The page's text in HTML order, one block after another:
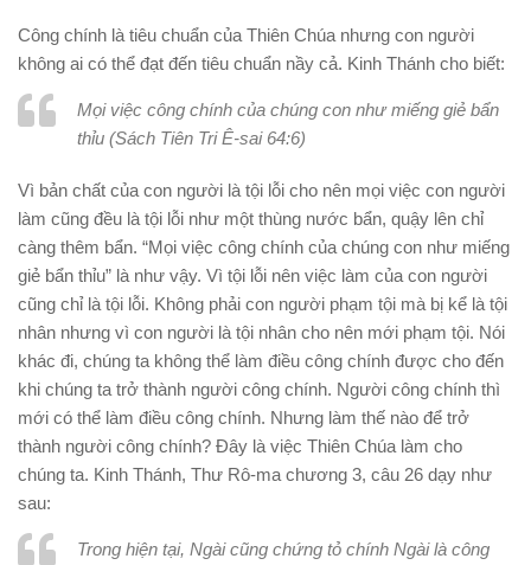
Công chính là tiêu chuẩn của Thiên Chúa nhưng con người
không ai có thể đạt đến tiêu chuẩn nầy cả. Kinh Thánh cho biết:
Mọi việc công chính của chúng con như miếng giẻ bẩn
thỉu (Sách Tiên Tri Ê-sai 64:6)
Vì bản chất của con người là tội lỗi cho nên mọi việc con người
làm cũng đều là tội lỗi như một thùng nước bẩn, quậy lên chỉ
càng thêm bẩn. “Mọi việc công chính của chúng con như miếng
giẻ bẩn thỉu” là như vậy. Vì tội lỗi nên việc làm của con người
cũng chỉ là tội lỗi. Không phải con người phạm tội mà bị kể là tội
nhân nhưng vì con người là tội nhân cho nên mới phạm tội. Nói
khác đi, chúng ta không thể làm điều công chính được cho đến
khi chúng ta trở thành người công chính. Người công chính thì
mới có thể làm điều công chính. Nhưng làm thế nào để trở
thành người công chính? Đây là việc Thiên Chúa làm cho
chúng ta. Kinh Thánh, Thư Rô-ma chương 3, câu 26 dạy như
sau:
Trong hiện tại, Ngài cũng chứng tỏ chính Ngài là công